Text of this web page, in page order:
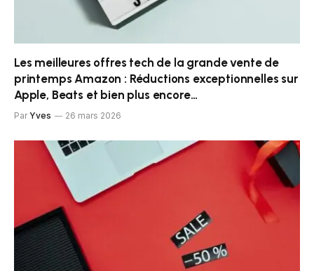
Les meilleures offres tech de la grande vente de
printemps Amazon : Réductions exceptionnelles sur
Apple, Beats et bien plus encore…
Par Yves 26 mars 2026